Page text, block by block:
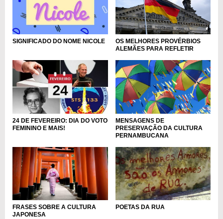
SIGNIFICADO DO NOME NICOLE
OS MELHORES PROVÉRBIOS
ALEMÃES PARA REFLETIR
24 DE FEVEREIRO: DIA DO VOTO
FEMININO E MAIS!
MENSAGENS DE
PRESERVAÇÃO DA CULTURA
PERNAMBUCANA
FRASES SOBRE A CULTURA
JAPONESA
POETAS DA RUA